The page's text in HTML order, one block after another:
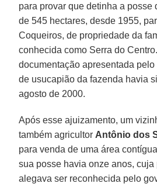
para provar que detinha a posse
de 545 hectares, desde 1955,
Coqueiros, de propriedade da
conhecida como Serra do
documentação apresentada
de usucapião da fazenda havia
agosto de 2000.
Após esse ajuizamento, um
também agricultor Antônio dos
para venda de uma área
sua posse havia onze anos,
alegava ser reconhecida pelo